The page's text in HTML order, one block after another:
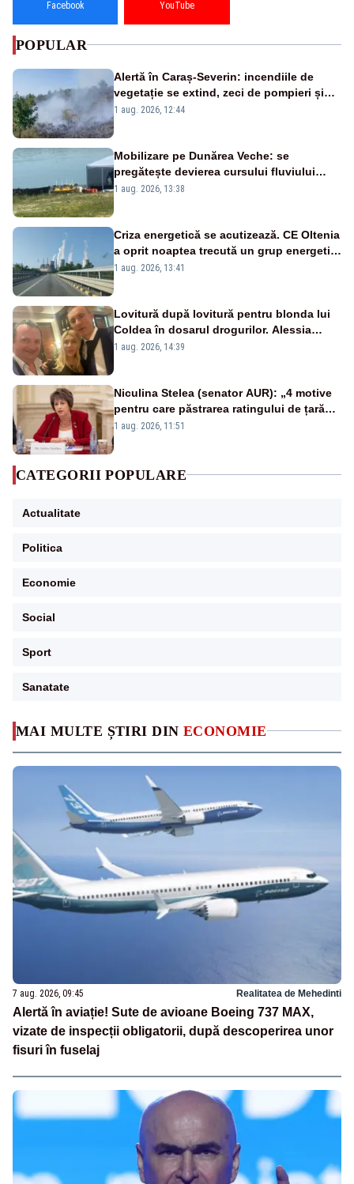
MAI MULTE ȘTIRI DIN ECONOMIE
7 aug. 2026, 09:45 Realitatea de Mehedinti
Alertă în aviație! Sute de avioane Boeing 737 MAX,
vizate de inspecții obligatorii, după descoperirea unor
fisuri în fuselaj
Facebook YouTube
POPULAR
Alertă în Caraș-Severin: incendiile de
vegetație se extind, zeci de pompieri și
silvicultori se luptă cu flăcările - VIDEO
1 aug. 2026, 12:44
Mobilizare pe Dunărea Veche: se
pregătește devierea cursului fluviului
către Cernavodă – VIDEO
1 aug. 2026, 13:38
Criza energetică se acutizează. CE Oltenia
a oprit noaptea trecută un grup energetic
de la Rovinari
1 aug. 2026, 13:41
Lovitură după lovitură pentru blonda lui
Coldea în dosarul drogurilor. Alessia
Păcuraru explică decizia magistraților
1 aug. 2026, 14:39
Niculina Stelea (senator AUR): „4 motive
pentru care păstrarea ratingului de țară
nu este o reușită pentru Guvernul
1 aug. 2026, 11:51
CATEGORII POPULARE
Actualitate
Politica
Economie
Social
Sport
Sanatate